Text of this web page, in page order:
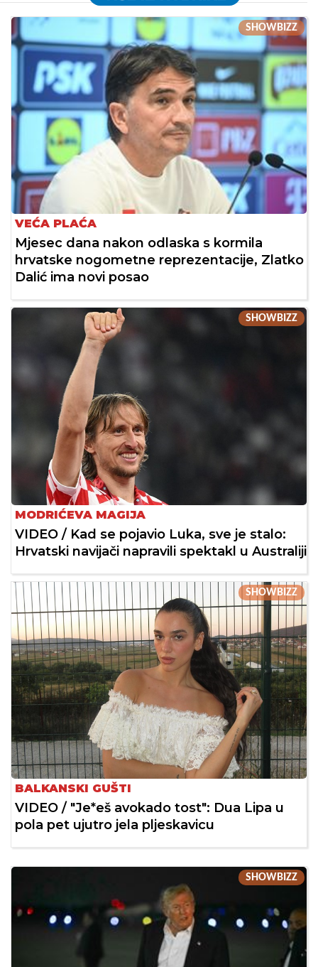
SHOWBIZZ
VEĆA PLAĆA
Mjesec dana nakon odlaska s kormila
hrvatske nogometne reprezentacije, Zlatko
Dalić ima novi posao
SHOWBIZZ
MODRIĆEVA MAGIJA
VIDEO / Kad se pojavio Luka, sve je stalo:
Hrvatski navijači napravili spektakl u Australiji
SHOWBIZZ
BALKANSKI GUŠTI
VIDEO / "Je*eš avokado tost": Dua Lipa u
pola pet ujutro jela pljeskavicu
SHOWBIZZ